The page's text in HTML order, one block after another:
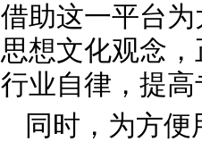
借助这一平台
思想文化观念
行业自律，提
同时，为方便